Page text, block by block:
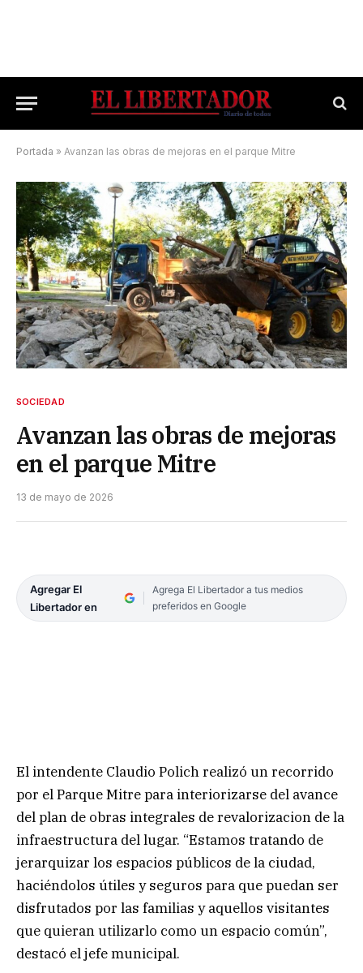
Portada » Avanzan las obras de mejoras en el parque Mitre
SOCIEDAD
Avanzan las obras de mejoras
en el parque Mitre
13 de mayo de 2026
Agregar El
Libertador en
Agrega El Libertador a tus medios
preferidos en Google
El intendente Claudio Polich realizó un recorrido
por el Parque Mitre para interiorizarse del avance
del plan de obras integrales de revalorizacion de la
infraestructura del lugar. “Estamos tratando de
jerarquizar los espacios públicos de la ciudad,
haciéndolos útiles y seguros para que puedan ser
disfrutados por las familias y aquellos visitantes
que quieran utilizarlo como un espacio común”,
destacó el jefe municipal.